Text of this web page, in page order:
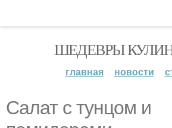
ШЕДЕВРЫ
главная новости
Салат с тунцом и